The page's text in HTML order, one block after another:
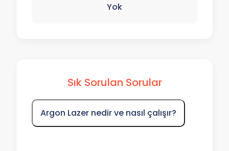
Yok
Sık Sorulan Sorular
Argon Lazer nedir ve nasıl çalışır?